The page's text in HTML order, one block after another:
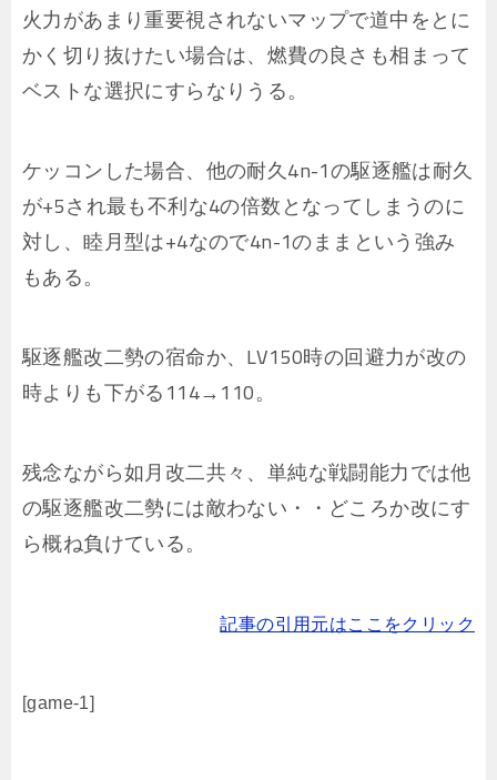
火力があまり重要視されないマップで道中をとに
かく切り抜けたい場合は、燃費の良さも相まって
ベストな選択にすらなりうる。
ケッコンした場合、他の耐久4n-1の駆逐艦は耐久
が+5され最も不利な4の倍数となってしまうのに
対し、睦月型は+4なので4n-1のままという強み
もある。
駆逐艦改二勢の宿命か、LV150時の回避力が改の
時よりも下がる114→110。
残念ながら如月改二共々、単純な戦闘能力では他
の駆逐艦改二勢には敵わない・・どころか改にす
ら概ね負けている。
記事の引用元はここをクリック
[game-1]